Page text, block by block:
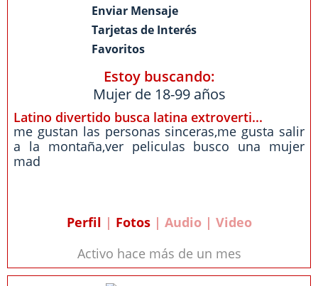
Enviar Mensaje
Tarjetas de Interés
Favoritos
Estoy buscando:
Mujer de 18-99 años
Latino divertido busca latina extroverti...
me gustan las personas sinceras,me gusta salir
a la montaña,ver peliculas busco una mujer
mad
Perfil | Fotos| Audio | Video
Activo hace más de un mes